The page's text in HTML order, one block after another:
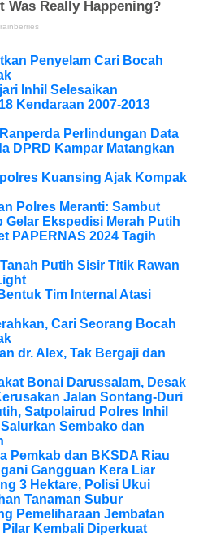
Penyelam Cari Bocah
Inhil Selesaikan
Kendaraan 2007-2013
Perlindungan Data
DPRD Kampar Matangkan
Kuansing Ajak Kompak
Polres Meranti: Sambut
Gelar Ekspedisi Merah Putih
PAPERNAS 2024 Tagih
Putih Sisir Titik Rawan
Tim Internal Atasi
Cari Seorang Bocah
dr. Alex, Tak Bergaji dan
Bonai Darussalam, Desak
Jalan Sontang-Duri
Satpolairud Polres Inhil
Sembako dan
Pemkab dan BKSDA Riau
Gangguan Kera Liar
3 Hektare, Polisi Ukui
Tanaman Subur
Pemeliharaan Jembatan
Kembali Diperkuat